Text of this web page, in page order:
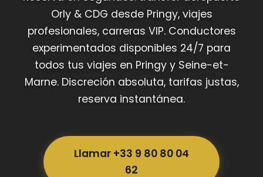
Orly & CDG desde Pringy, viajes
profesionales, carreras VIP. Conductores
experimentados disponibles 24/7 para
todos tus viajes en Pringy y Seine-et-
Marne. Discreción absoluta, tarifas justas,
reserva instantánea.
Llamar +33 9 80 80 04
62